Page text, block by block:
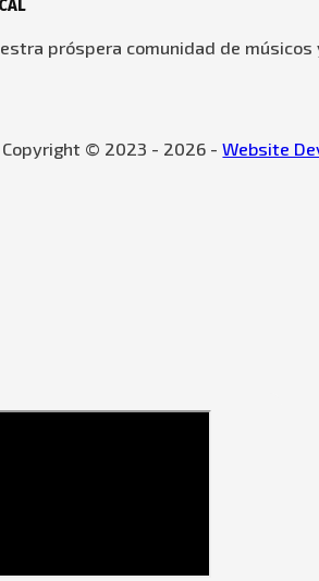
próspera comunidad de
Copyright © 2023 - 2026 -Website